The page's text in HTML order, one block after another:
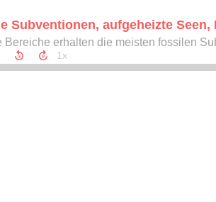
Subventionen, aufgeheizte
Bereiche erhalten die meisten fossilen